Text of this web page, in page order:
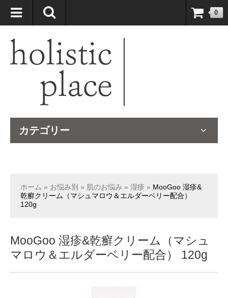
自然療法大国のオーストラリアより、臨床経験＆知識の豊富なナチュ
ロパスが厳選したサプリメントや ナチュラルグッズをお届けします！
0
カテゴリー
ホーム » お悩み別 » 肌のお悩み » 湿疹 » MooGoo 湿疹&
乾癬クリーム（マシュマロウ＆エルダーベリー配合）
120g
MooGoo 湿疹&乾癬クリーム（マシュ
マロウ＆エルダーベリー配合） 120g